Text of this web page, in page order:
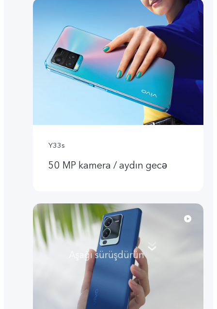
Aşağı sürüşdürün
Y33s
50 MP kamera / aydın gecə